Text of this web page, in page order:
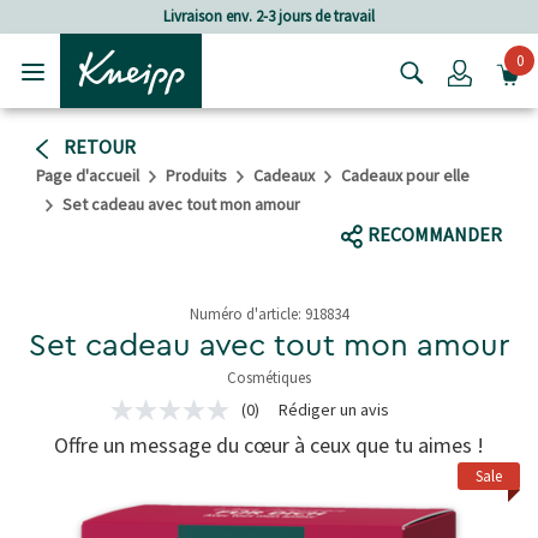
Passer au contenu principal
Passer au contenu du pied de page
Livraison env. 2-3 jours de travail
Login0
RETOUR
Page d'accueil Produits Cadeaux
Cadeaux pour elle
Set cadeau avec tout mon amour
RECOMMANDER
Sale
Numéro d'article: 918834
Set cadeau avec tout mon amour
Cosmétiques
3.2 de 5 étoilesAucune
valeur
de
sur
(0) Rédiger un avis
Offre un message du cœur à ceux que tu aimes !